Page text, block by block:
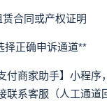
合同或产权证明
正确申诉通道**
商家助手】小程序
联系客服（人工通道